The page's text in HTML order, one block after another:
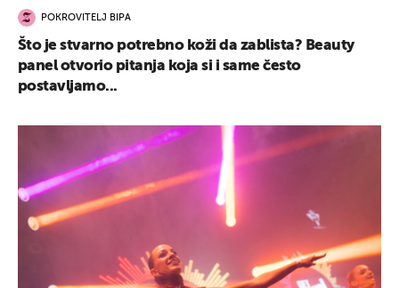
POKROVITELJ BIPA
Što je stvarno potrebno koži da zablista? Beauty
panel otvorio pitanja koja si i same često
postavljamo...